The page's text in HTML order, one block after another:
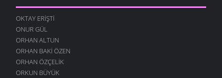
NE KÖYÜ TANIR, NE DE KÜLTÜRÜNÜ
13 OCAK 2009
DINLE BENI OĞULCAN
11 OCAK 2009
FILISTIN İÇIN UYAN
7 OCAK 2009
OKTAY ERIŞTI
ONUR GÜL
ORHAN ALTUN
ORHAN BAKI ÖZEN
ORHAN ÖZÇELIK
ORKUN BÜYÜK